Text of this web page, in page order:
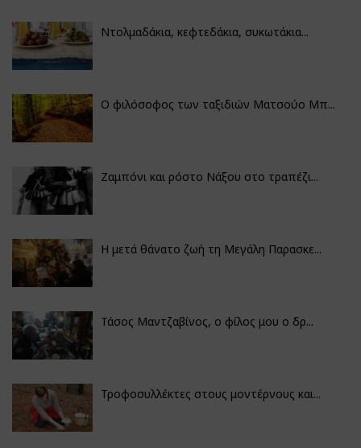
Ντολμαδάκια, κεφτεδάκια, συκωτάκια...
Ο φιλόσοφος των ταξιδιών Ματσούο Μπ...
Ζαμπόνι και ρόστο Νάξου στο τραπέζι...
Η μετά θάνατο ζωή τη Μεγάλη Παρασκε...
Τάσος Μαντζαβίνος, ο φίλος μου ο δρ...
Τροφοσυλλέκτες στους μοντέρνους και...